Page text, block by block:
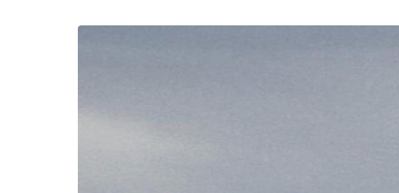
Бізнес
Культура